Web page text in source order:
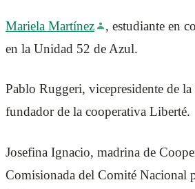
Mariela Martínez
, estudiante en
en la Unidad 52 de Azul.
Pablo Ruggeri, vicepresidente de
fundador de la cooperativa Liberté.
Josefina Ignacio, madrina de
Comisionada del Comité Nacional